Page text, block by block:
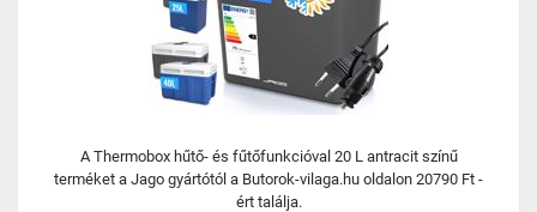
A Thermobox hűtő- és fűtőfunkcióval 20 L antracit színű
terméket a Jago gyártótól a Butorok-vilaga.hu oldalon 20790 Ft -
ért találja.